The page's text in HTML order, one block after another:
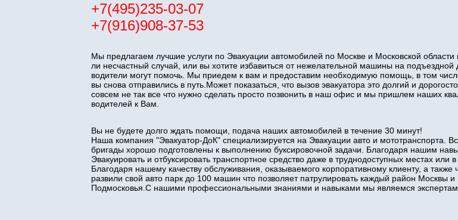
+7(495)235-03-07
+7(916)908-37-53
Мы предлагаем лучшие услуги по Эвакуации автомобилей по Москве и Московской
ли несчастный случай, или вы хотите избавиться от нежелательной машины на
водители могут помочь. Мы приедем к вам и предоставим необходимую помощь, в том
вы снова отправились в путь.Может показаться, что вызов эвакуатора это долгий и
совсем не так все что нужно сделать просто позвонить в наш офис и мы пришлем наших
водителей к Вам.
Вы не будете долго ждать помощи, подача наших автомобилей в течение 30 минут!
Наша компания "Эвакуатор-ДоК" специализируется на Эвакуации авто и мототранспорта.
бригады хорошо подготовлены к выполнению буксировочной задачи. Благодаря нашим
Эвакуировать и отбуксировать транспортное средство даже в труднодоступных местах или
Благодаря нашему качеству обслуживания, оказываемого корпоративному клиенту, а
развили свой авто парк до 100 машин что позволяет патрулировать каждый район Москвы
Подмосковья.С нашими профессиональными знаниями и навыками мы являемся